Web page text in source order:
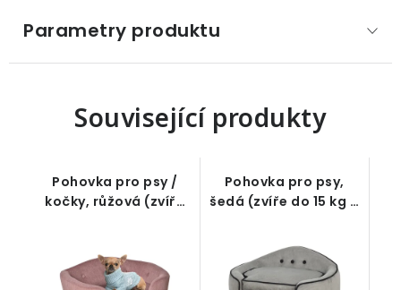
Parametry produktu
Související produkty
Pohovka pro psy /
kočky, růžová (zvíře
Pohovka pro psy,
šedá (zvíře do 15 kg a